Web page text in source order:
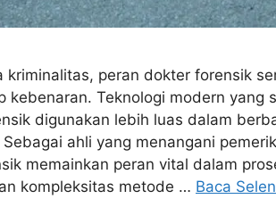
kriminalitas, peran dokter forensik
kebenaran. Teknologi modern yang
digunakan lebih luas dalam
ahli yang menangani
memainkan peran vital dalam
kompleksitas metode … Baca